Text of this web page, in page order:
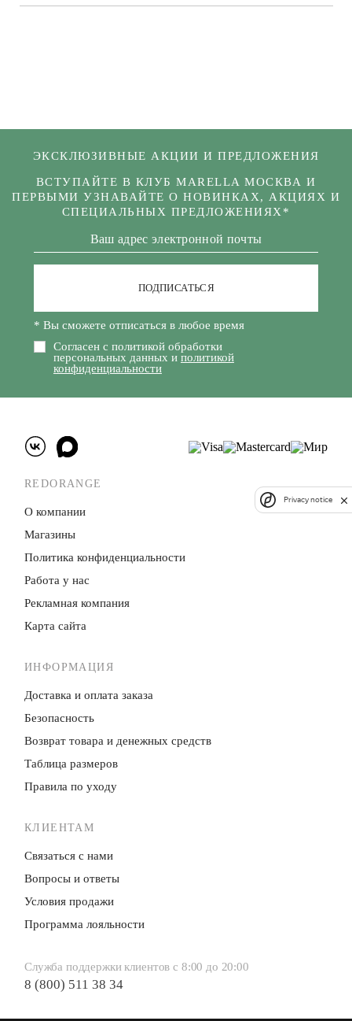
ЭКСКЛЮЗИВНЫЕ АКЦИИ И ПРЕДЛОЖЕНИЯ
ВСТУПАЙТЕ В КЛУБ MARELLA МОСКВА И
ПЕРВЫМИ УЗНАВАЙТЕ О НОВИНКАХ, АКЦИЯХ И
СПЕЦИАЛЬНЫХ ПРЕДЛОЖЕНИЯХ*
ПОДПИСАТЬСЯ
Согласен с политикой обработки
персональных данных и политикой
конфиденциальности
* Вы сможете отписаться в любое время
REDORANGE
О компании
Магазины
Политика конфиденци­альности
Работа у нас
Рекламная компания
Карта сайта
ИНФОРМАЦИЯ
Доставка и оплата заказа
Безопасность
Возврат товара и денежных средств
Таблица размеров
Правила по уходу
КЛИЕНТАМ
Связаться с нами
Вопросы и ответы
Условия продажи
Программа лояльности
Служба поддержки клиентов с 8:00 до 20:00
8 (800) 511 38 34
Privacy notice